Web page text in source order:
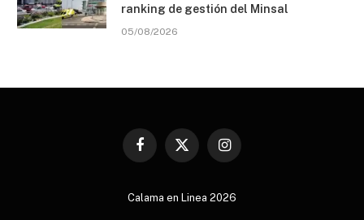
ranking de gestión del Minsal
05/08/2026
Facebook
X
Instagram
Calama en Linea 2026